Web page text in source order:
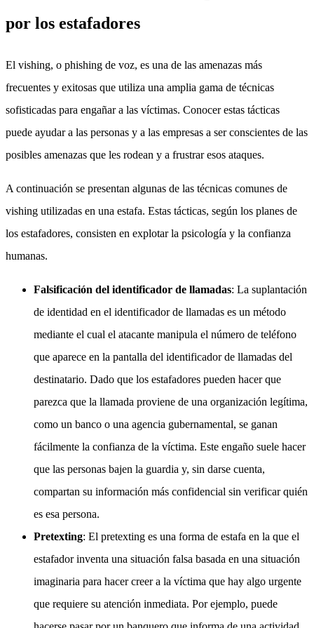
por los estafadores
El vishing, o phishing de voz, es una de las amenazas más
frecuentes y exitosas que utiliza una amplia gama de técnicas
sofisticadas para engañar a las víctimas. Conocer estas tácticas
puede ayudar a las personas y a las empresas a ser conscientes de las
posibles amenazas que les rodean y a frustrar esos ataques.
A continuación se presentan algunas de las técnicas comunes de
vishing utilizadas en una estafa. Estas tácticas, según los planes de
los estafadores, consisten en explotar la psicología y la confianza
humanas.
Falsificación del identificador de llamadas: La suplantación
de identidad en el identificador de llamadas es un método
mediante el cual el atacante manipula el número de teléfono
que aparece en la pantalla del identificador de llamadas del
destinatario. Dado que los estafadores pueden hacer que
parezca que la llamada proviene de una organización legítima,
como un banco o una agencia gubernamental, se ganan
fácilmente la confianza de la víctima. Este engaño suele hacer
que las personas bajen la guardia y, sin darse cuenta,
compartan su información más confidencial sin verificar quién
es esa persona.
Pretexting: El pretexting es una forma de estafa en la que el
estafador inventa una situación falsa basada en una situación
imaginaria para hacer creer a la víctima que hay algo urgente
que requiere su atención inmediata. Por ejemplo, puede